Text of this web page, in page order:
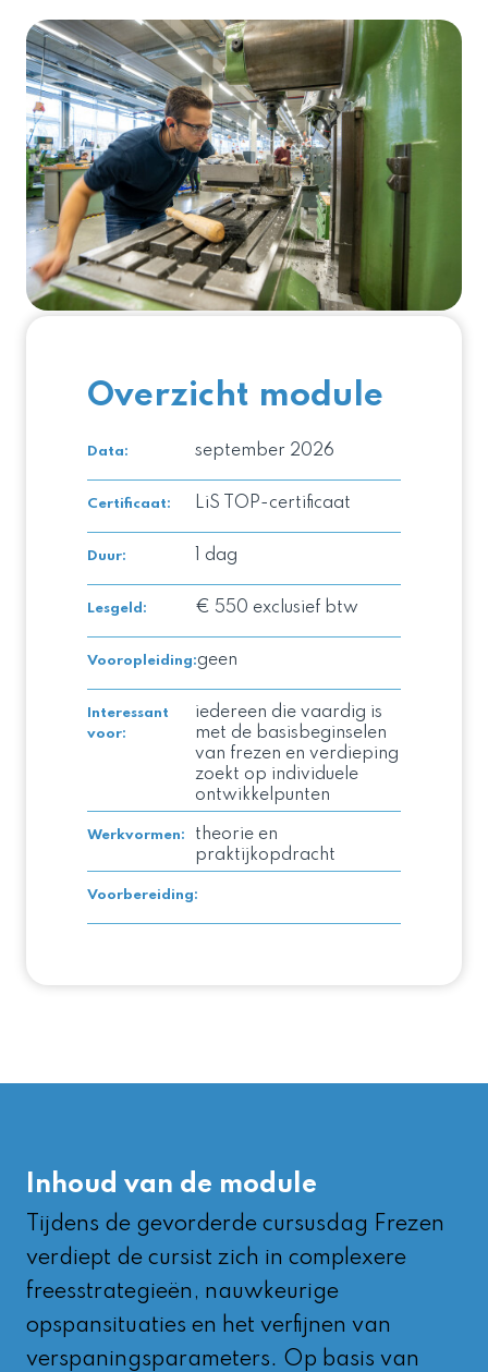
Overzicht module
Data: september 2026
Certificaat: LiS TOP-certificaat
Duur: 1 dag
Lesgeld : € 550 exclusief btw
Vooropleiding:geen
Interessant
voor:
iedereen die vaardig is
met de basisbeginselen
van frezen en verdieping
zoekt op individuele
ontwikkelpunten
Werkvormen:
theorie en
praktijkopdracht
Voorbereiding:
Inhoud van de module
Tijdens de gevorderde cursusdag Frezen
verdiept de cursist zich in complexere
freesstrategieën, nauwkeurige
opspansituaties en het verfijnen van
verspaningsparameters. Op basis van